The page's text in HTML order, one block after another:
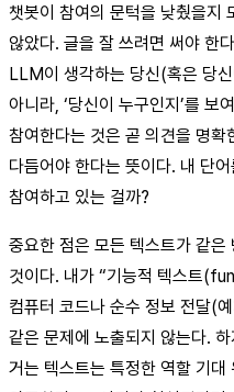
챗봇이 참여의 문턱을 낮췄을지
않았다. 글을 잘 쓰려면 써야 한
LLM이 생각하는 당신(혹은 당신
아니라, ‘당신이 누구인지’를 보
참여한다는 것은 곧 의견을 명확
다듬어야 한다는 뜻이다. 내 단
참여하고 있는 걸까?
중요한 점은 모든 텍스트가 같
것이다. 내가 “기능적 텍스트
컴퓨터 코드나 순수 정보 전달(
같은 문제에 노출되지 않는다.
거는 텍스트는 특정한 역할 기대